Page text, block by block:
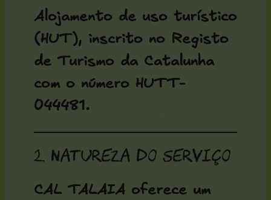
Alojamento de uso turístico
(HUT), inscrito no Registo
de Turismo da Catalunha
com o número HUTT-
044481.
2. Natureza do serviço
CAL TALAIA oferece um